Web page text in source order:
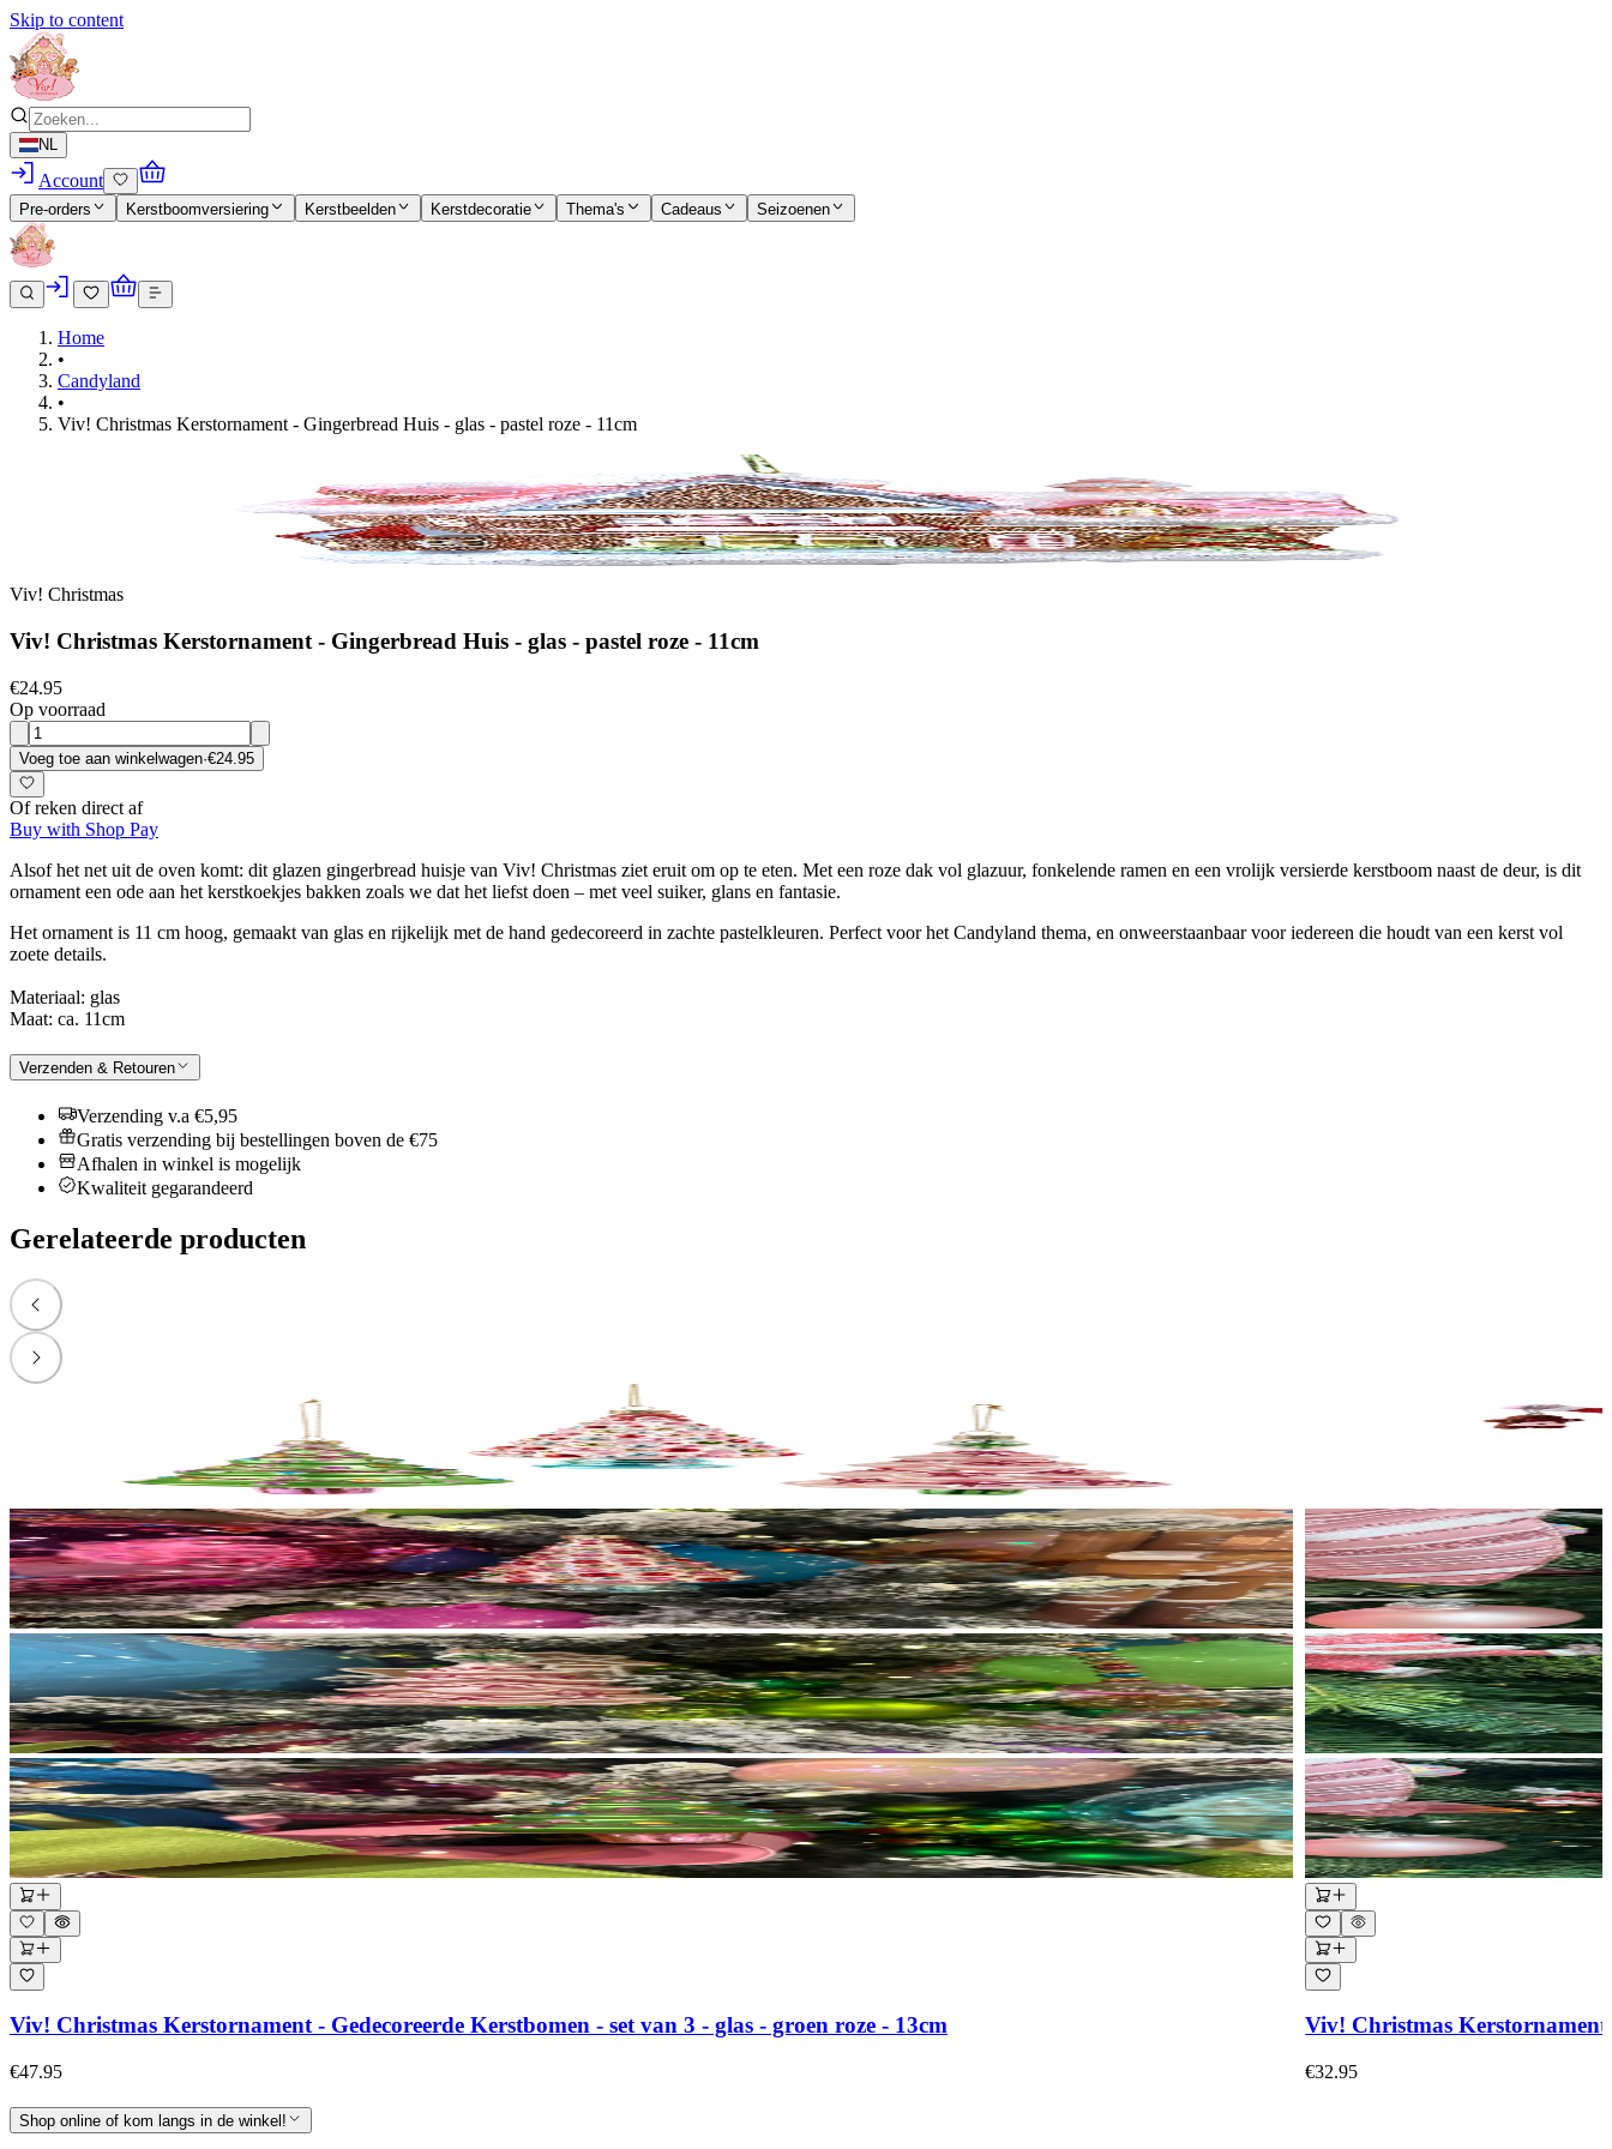
Skip to content
NL
Account
Pre-orders Kerstboomversiering Kerstbeelden Kerstdecoratie Thema's Cadeaus Seizoenen
Home
•
Candyland
•
Viv! Christmas Kerstornament - Gingerbread Huis - glas - pastel roze - 11cm
Viv! Christmas
Viv! Christmas Kerstornament - Gingerbread Huis - glas - pastel roze - 11cm
€24.95
Op voorraad
Voeg toe aan winkelwagen·€24.95
Of reken direct af
Buy with Shop Pay
Alsof het net uit de oven komt: dit glazen gingerbread huisje van Viv! Christmas ziet eruit om op te eten. Met een roze dak vol glazuur, fonkelende ramen en een vrolijk versierde kerstboom naast de deur, is dit
ornament een ode aan het kerstkoekjes bakken zoals we dat het liefst doen – met veel suiker, glans en fantasie.
Het ornament is 11 cm hoog, gemaakt van glas en rijkelijk met de hand gedecoreerd in zachte pastelkleuren. Perfect voor het Candyland thema, en onweerstaanbaar voor iedereen die houdt van een kerst vol
zoete details.
Materiaal: glas
Maat: ca. 11cm
Verzenden & Retouren
Verzending v.a €5,95
Gratis verzending bij bestellingen boven de €75
Afhalen in winkel is mogelijk
Kwaliteit gegarandeerd
Gerelateerde producten
Viv! Christmas Kerstornament - Gedecoreerde Kerstbomen - set van 3 - glas - groen roze - 13cm
€47.95
Viv! Christmas
€32.95
Shop online of kom langs in de winkel!